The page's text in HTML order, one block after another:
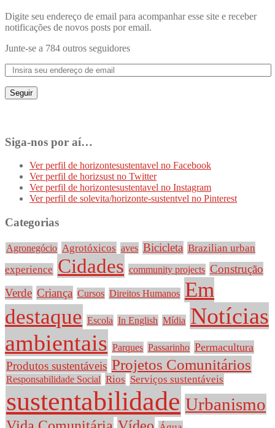
Digite seu endereço de email para acompanhar esse site e receber
notificações de novos posts por email.
Junte-se a 784 outros seguidores
Seguir
Siga-nos por aí…
Ver perfil de horizontesustentavel no Facebook
Ver perfil de horizsust no Twitter
Ver perfil de horizontesustentavel no Instagram
Ver perfil de solevita/horizonte-sustentvel no Pinterest
Categorias
Agronegócio Agrotóxicos aves Bicicleta Brazilian urban
experience Cidades community projects Construção
Verde Criança Cursos Direitos Humanos Em
destaque Escola In English Mídia Notícias
ambientais Parques Passarinho Permacultura
Produtos sustentáveis Projetos Comunitários
Responsabilidade Social Rios Serviços sustentáveis
sustentabilidade Urbanismo